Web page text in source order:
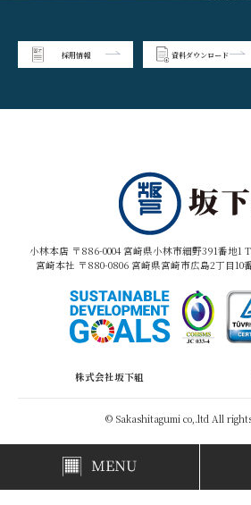
採用情報 資料ダウンロード
小林本店 〒886-0004 宮崎県小林市細野391番地1
宮崎本社 〒880-0806 宮崎県宮崎市広島2丁目10
株式会社坂下組
© Sakashitagumi co,.ltd All